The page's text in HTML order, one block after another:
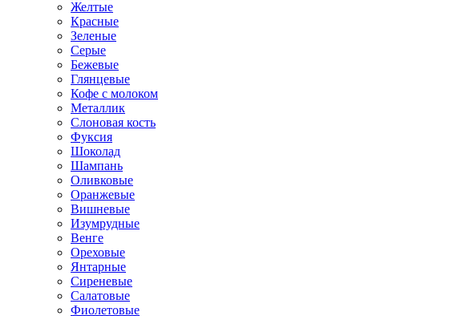
Желтые
Красные
Зеленые
Серые
Бежевые
Глянцевые
Кофе с молоком
Металлик
Слоновая кость
Фуксия
Шоколад
Шампань
Оливковые
Оранжевые
Вишневые
Изумрудные
Венге
Ореховые
Янтарные
Сиреневые
Салатовые
Фиолетовые